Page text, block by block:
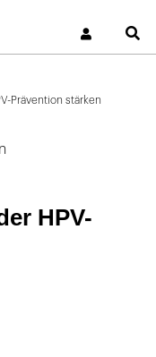
Prävention stärken
HPV-